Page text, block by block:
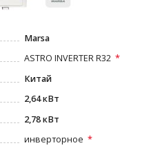
Marsa
ASTRO INVERTER R32
Китай
2,64 кВт
2,78 кВт
инверторное